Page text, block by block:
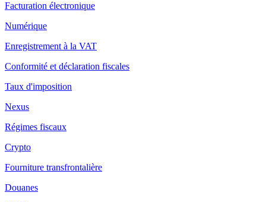
Facturation électronique
Numérique
Enregistrement à la VAT
Conformité et déclaration fiscales
Taux d'imposition
Nexus
Régimes fiscaux
Crypto
Fourniture transfrontalière
Douanes